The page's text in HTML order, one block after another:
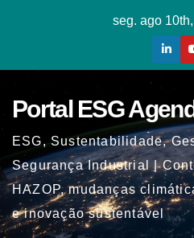
seg. ago
Portal ESG
ESG, Sustentabilidade,
Segurança Industrial |
HAZOP, mudanças
e inovação sustentável